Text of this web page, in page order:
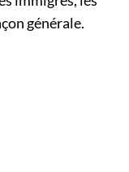
générale.